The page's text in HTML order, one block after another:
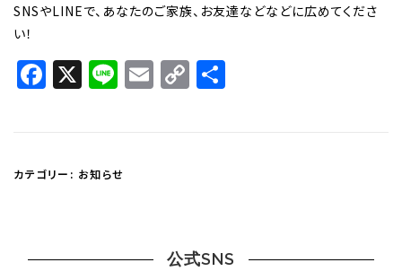
SNSやLINEで、あなたのご家族、お友達などなどに広めてくださ
い！
Facebook
X LineEmail
Copy
Link
カテゴリー: お知らせ
公式SNS